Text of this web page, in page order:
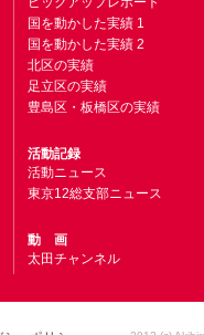
国を動かした実績 1
国を動かした実績 2
北区の実績
足立区の実績
豊島区・板橋区の実績
活動記録
活動ニュース
東京12総支部ニュース
動 画
太田チャンネル